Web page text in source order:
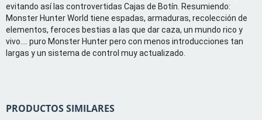
evitando así las controvertidas Cajas de Botín. Resumiendo:
Monster Hunter World tiene espadas, armaduras, recolección de
elementos, feroces bestias a las que dar caza, un mundo rico y
vivo.... puro Monster Hunter pero con menos introducciones tan
largas y un sistema de control muy actualizado.
PRODUCTOS SIMILARES